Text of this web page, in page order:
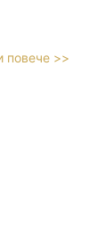
повече >>